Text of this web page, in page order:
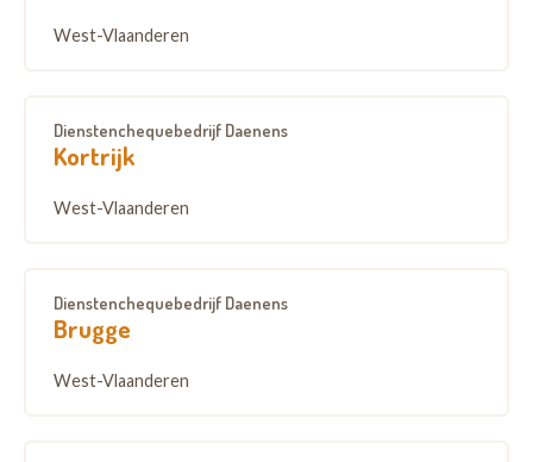
West-Vlaanderen
Dienstenchequebedrijf Daenens
Kortrijk
West-Vlaanderen
Dienstenchequebedrijf Daenens
Brugge
West-Vlaanderen